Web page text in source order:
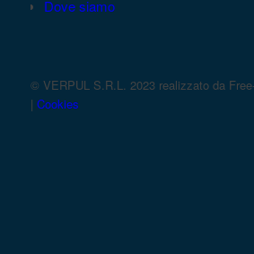
Dove siamo
© VERPUL S.R.L. 2023 realizzato da
| Cookies